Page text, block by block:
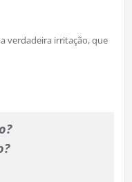
verdadeira irritação, que